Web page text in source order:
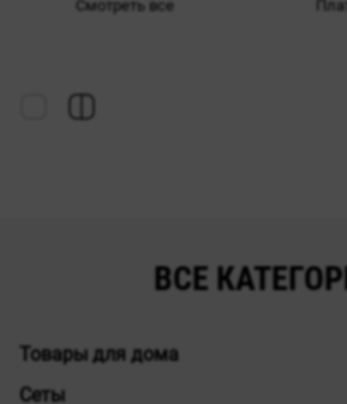
Смотреть все
ВСЕ
Товары для дома
Сеты